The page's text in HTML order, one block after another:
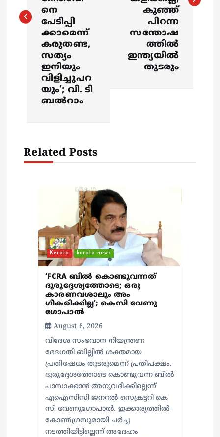
n
t
നെ
പേടിപ്പി
ക്കാമെന്ന്
കരുതണ്ട,
സത്യം
ഇനിയും
വിളിച്ചുപറ
യും’; വി. ടി
ബൽറാം
കുഞ്ഞ്
പിറന്ന
സന്തോഷ
ത്തില്‍
ഇന്ത്യയില്‍
തുടരും
Related Posts
Kerala kerala news
‘FCRA ബിൽ കൊണ്ടുവന്നത്
ദുരുദ്ദേശ്യത്തോടെ; ഒരു
കാരണവശാലും അം​
ഗീകരിക്കില്ല’; കെസി വേണു​
ഗോപാൽ
August 6, 2026
വിദേശ സംഭവാന നിയന്ത്രണ
ഭേദഗതി ബില്ലിൽ ശക്തമായ
പ്രതിഷേധം തുടരുമെന്ന് പ്രതിപക്ഷം.
ദുരുദ്ദേശത്തോടെ കൊണ്ടുവന്ന ബിൽ
പാസാക്കാൻ അനുവദിക്കില്ലെന്ന്
എഐസിസി ജനറൽ സെക്രട്ടറി കെ
സി വേണുഗോപാൽ. ഇക്കാര്യത്തിൽ
കോൺഗ്രസുമായി ചർച്ച
നടത്തിയിട്ടില്ലെന്ന് അദേഹം